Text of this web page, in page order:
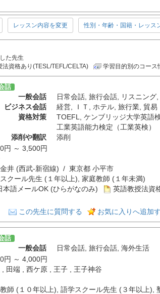
レッスン内容を変更 性別・年齢・国籍・レッス
た先生
法資格あり(TESL/TEFL/CELTA) 学習目的別のコース
話
一般会話 日常会話, 旅行会話, リスニング,
ビジネス会話
経営, ＩＴ ホテル, 旅行業, 貿易
資格対策
TOEFL ケンブリッジ大学英語
工業英語能力検定（工業英検）
添削や翻訳
添削
円 ～ 3,500円
井 (西武-新宿線) / 東京都 小平市
クール先生 (１年以上), 家庭教師 (１年未満)
本語メールOK (ひらがなのみ) 英語教授法資
この先生に質問する お気に入りへ追加
話
一般会話 日常会話, 旅行会話, 海外生活
円 ～ 4,000円
, 田端 , 西ケ原 , 王子 , 王子神谷
師 (１０年以上), 語学スクール先生 (３年以上),